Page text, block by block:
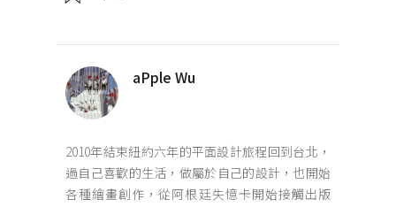
aPple Wu
2010年結束紐約六年的平面設計旅程回到台北，
過自己喜歡的生活，做屬於自己的設計，也開始
各種繪畫創作，從阿根廷失憶卡開始接觸出版